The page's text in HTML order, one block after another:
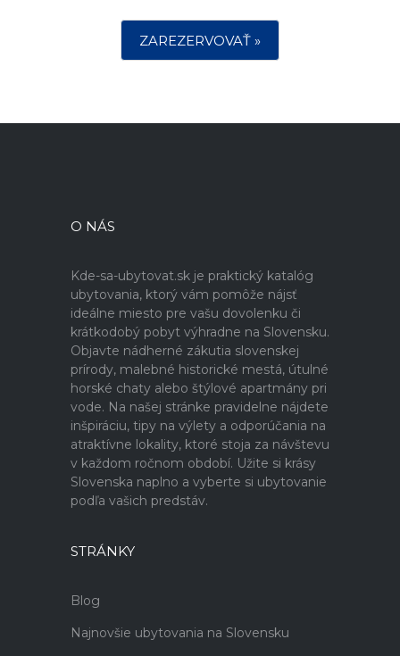
ZAREZERVOVAŤ »
O NÁS
Kde-sa-ubytovat.sk je praktický katalóg
ubytovania, ktorý vám pomôže nájsť
ideálne miesto pre vašu dovolenku či
krátkodobý pobyt výhradne na Slovensku.
Objavte nádherné zákutia slovenskej
prírody, malebné historické mestá, útulné
horské chaty alebo štýlové apartmány pri
vode. Na našej stránke pravidelne nájdete
inšpiráciu, tipy na výlety a odporúčania na
atraktívne lokality, ktoré stoja za návštevu
v každom ročnom období. Užite si krásy
Slovenska naplno a vyberte si ubytovanie
podľa vašich predstáv.
STRÁNKY
Blog
Najnovšie ubytovania na Slovensku